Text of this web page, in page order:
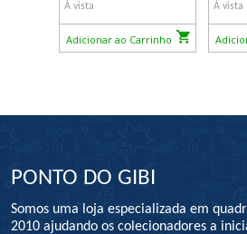
À vista
Adicionar ao Carrinho
À vista
PONTO DO GIBI
Somos uma loja especializada em
2010 ajudando os colecionadores a